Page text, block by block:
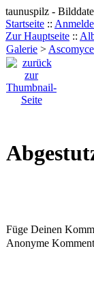
taunuspilz -
Startseite ::
Zur Hauptseite ::
Galerie >
Füge Deinen
Anonyme